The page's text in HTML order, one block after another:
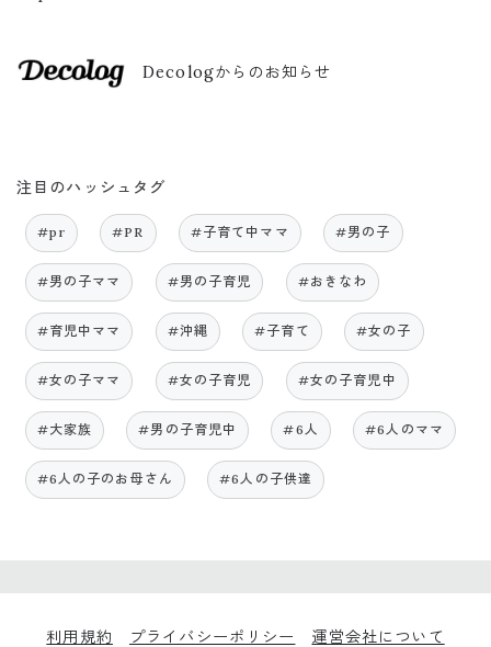
Decologからのお知らせ
注目のハッシュタグ
#pr #PR #子育て中ママ #男の子
#男の子ママ #男の子育児 #おきなわ
#育児中ママ #沖縄 #子育て #女の子
#女の子ママ #女の子育児 #女の子育児中
#大家族 #男の子育児中 #6人 #6人のママ
#6人の子のお母さん #6人の子供達
利用規約 プライバシーポリシー 運営会社について